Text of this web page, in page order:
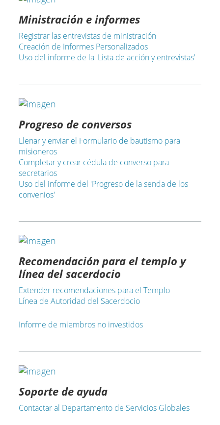
Ministración e informes
Registrar las entrevistas de ministración
Creación de Informes Personalizados
Uso del informe de la 'Lista de acción y entrevistas'
Progreso de conversos
Llenar y enviar el Formulario de bautismo para
misioneros
Completar y crear cédula de converso para
secretarios
Uso del informe del 'Progreso de la senda de los
convenios'
Recomendación para el templo y
línea del sacerdocio
Extender recomendaciones para el Templo
Línea de Autoridad del Sacerdocio
Informe de miembros no investidos
Soporte de ayuda
Contactar al Departamento de Servicios Globales